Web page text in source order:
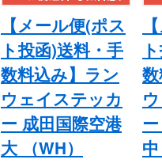
【メール便(ポス
ト投函)送料・手
数料込み】ラン
ウェイステッカ
ー 成田国際空港
大 （WH）